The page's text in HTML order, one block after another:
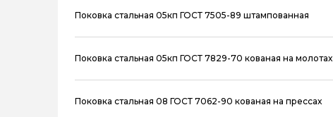
Поковка стальная 05кп ГОСТ 7505-89 штампованная
Поковка стальная 05кп ГОСТ 7829-70 кованая на молотах
Поковка стальная 08 ГОСТ 7062-90 кованая на прессах